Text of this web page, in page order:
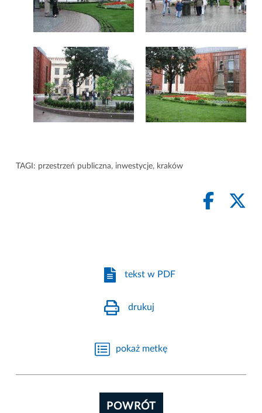
TAGI: przestrzeń publiczna, inwestycje, kraków
tekst w PDF
drukuj
pokaż metkę
POWRÓT